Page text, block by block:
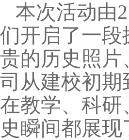
本次活动由
们开启了一
贵的历史照
司从建校初
在教学、科
史瞬间都展